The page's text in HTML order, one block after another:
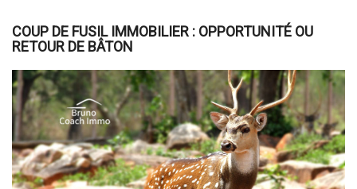
COUP DE FUSIL IMMOBILIER : OPPORTUNITÉ OU
RETOUR DE BÂTON